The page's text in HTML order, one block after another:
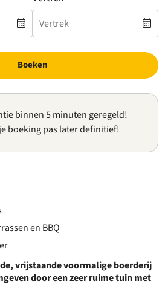
en BBQ
vrijstaande voormalige boerderij
door een zeer ruime tuin met
Boeken
binnen 5 minuten geregeld!
boeking pas later definitief!